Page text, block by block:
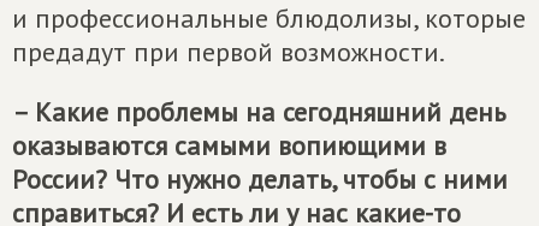
и профессиональные блюдолизы, которые
предадут при первой возможности.
– Какие проблемы на сегодняшний день
оказываются самыми вопиющими в
России? Что нужно делать, чтобы с ними
справиться? И есть ли у нас какие-то